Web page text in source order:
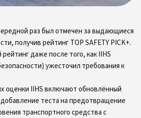
раз был отмечен за выдающиеся
получив рейтинг TOP SAFETY PICK+.
даже после того, как IIHS
ужесточил требования к
оценки IIHS включают обновлённый
теста на предотвращение
транспортного средства с